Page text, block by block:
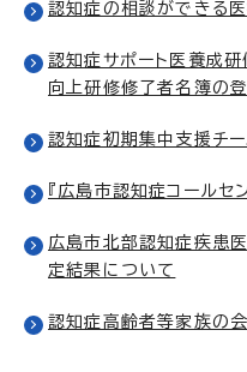
認知症の相談ができる
認知症サポート医養成
向上研修修了者名簿の
認知症初期集中支援チー
『広島市認知症コールセ
広島市北部認知症疾患
定結果について
認知症高齢者等家族の会